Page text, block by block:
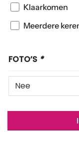
Klaarkomen
Meerdere
FOTO’S *